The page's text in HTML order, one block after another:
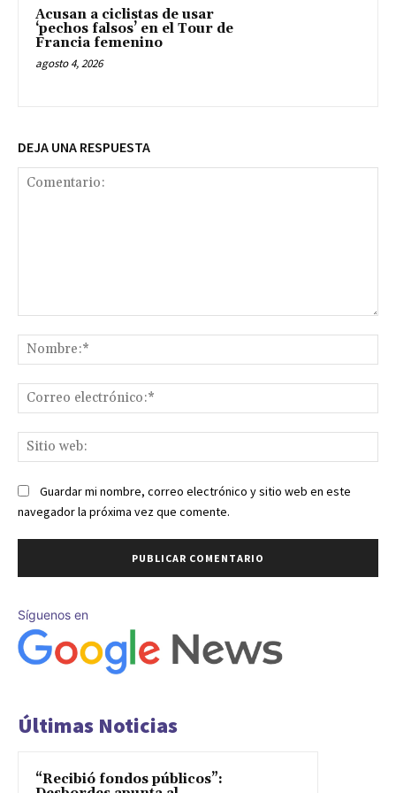
Acusan a ciclistas de usar
‘pechos falsos’ en el Tour de
Francia femenino
agosto 4, 2026
DEJA UNA RESPUESTA
Guardar mi nombre, correo electrónico y sitio web en este
navegador la próxima vez que comente.
Síguenos en
Últimas Noticias
“Recibió fondos públicos”: